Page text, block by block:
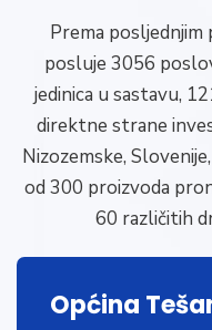
Prema posljednjim
posluje 3056
jedinica u sastavu,
direktne strane
Nizozemske,
od 300 proizvoda
60 različitih
Općina